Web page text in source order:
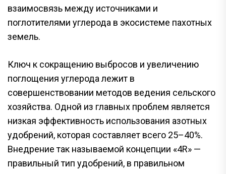
взаимосвязь между источниками и
поглотителями углерода в экосистеме пахотных
земель.
Ключ к сокращению выбросов и увеличению
поглощения углерода лежит в
совершенствовании методов ведения сельского
хозяйства. Одной из главных проблем является
низкая эффективность использования азотных
удобрений, которая составляет всего 25–40%.
Внедрение так называемой концепции «4R» —
правильный тип удобрений, в правильном